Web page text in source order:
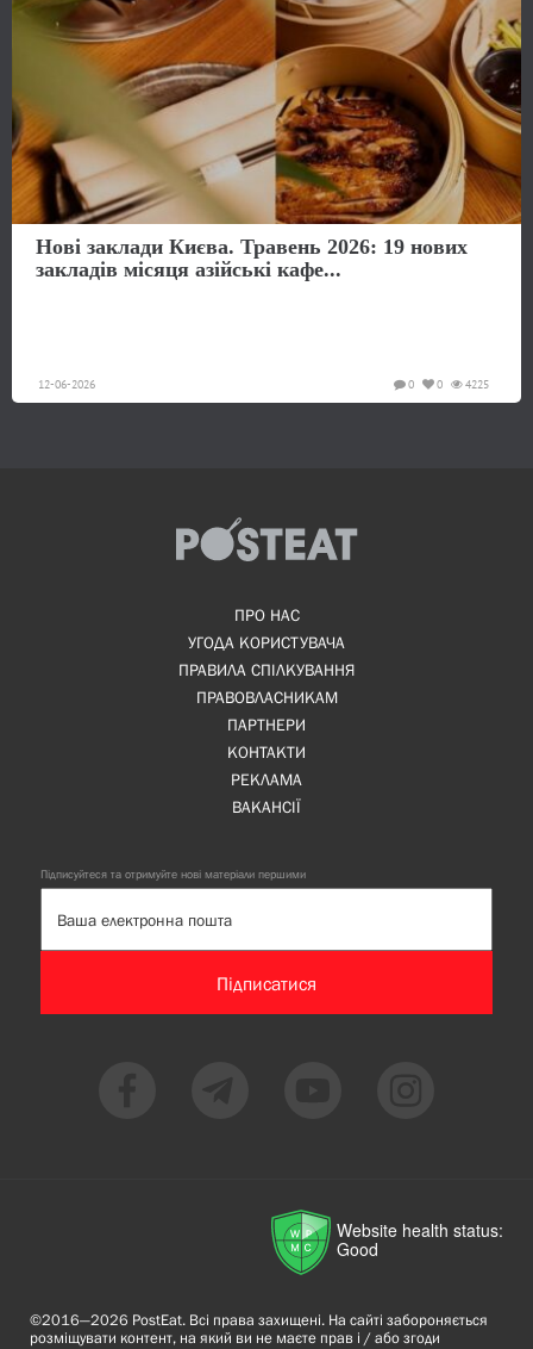
Нові заклади Києва. Травень 2026: 19 нових
закладів місяця азійські кафе...
12-06-2026 4225
0
0
ПРО НАС
УГОДА КОРИСТУВАЧА
ПРАВИЛА СПІЛКУВАННЯ
ПРАВОВЛАСНИКАМ
ПАРТНЕРИ
КОНТАКТИ
РЕКЛАМА
ВАКАНСІЇ
Підписуйтеся та отримуйте нові матеріали першими
Підписатися
Website health status:
Good
©2016—2026 PostEat. Всі права захищені. На сайті забороняється
розміщувати контент, на який ви не маєте прав і / або згоди